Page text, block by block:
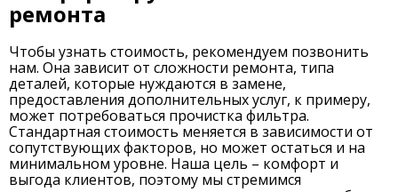
ремонта
Чтобы узнать стоимость, рекомендуем позвонить
нам. Она зависит от сложности ремонта, типа
деталей, которые нуждаются в замене,
предоставления дополнительных услуг, к примеру,
может потребоваться прочистка фильтра.
Стандартная стоимость меняется в зависимости от
сопутствующих факторов, но может остаться и на
минимальном уровне. Наша цель – комфорт и
выгода клиентов, поэтому мы стремимся